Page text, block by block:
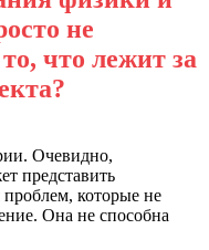
не
что лежит за
Очевидно,
представить
которые не
Она не способна